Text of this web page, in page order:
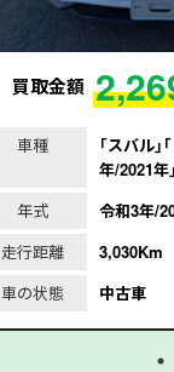
買取金額
車種
｢スバル｣
年/2021年｣
年式
令和3年/
走行距離
3,030Km
車の状態
中古車